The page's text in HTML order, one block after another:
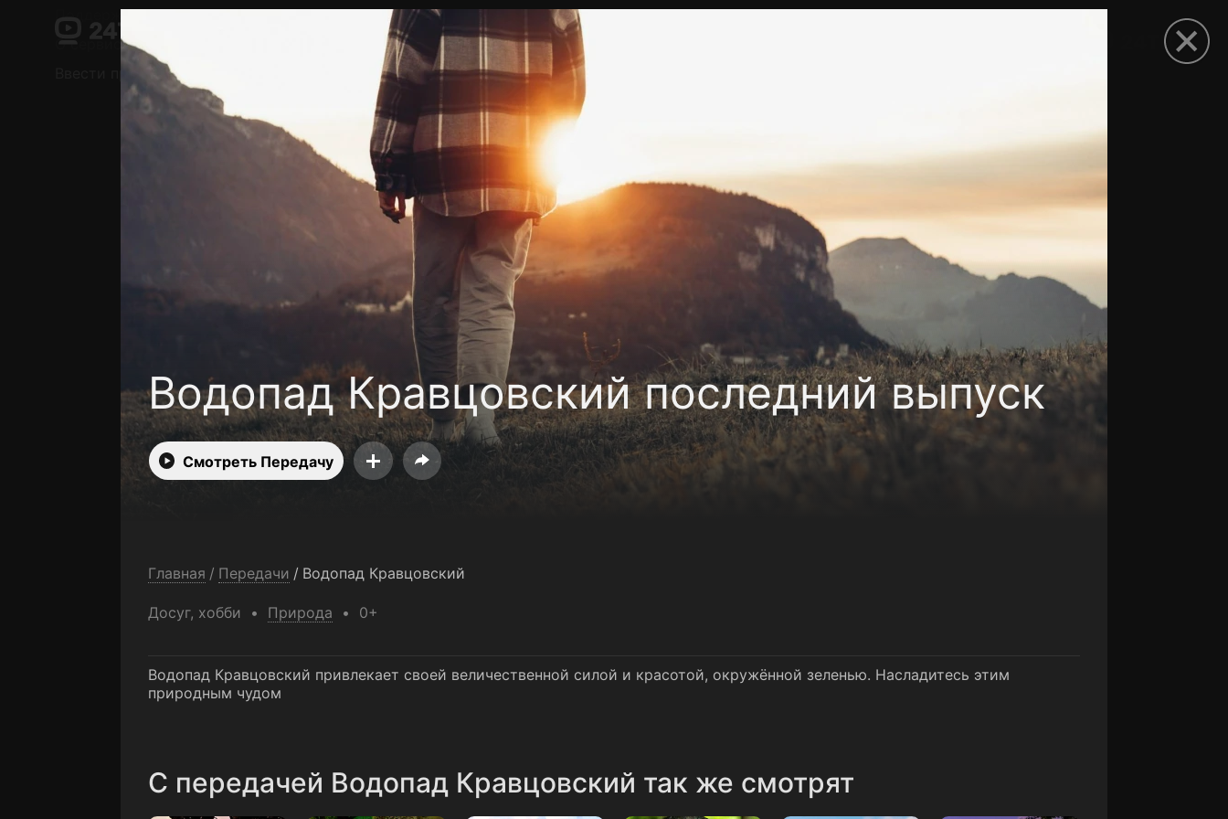
Водопад Кравцовский последний выпуск
Смотреть Передачу
Главная / Передачи / Водопад Кравцовский
Досуг, хобби Природа 0+
Водопад Кравцовский привлекает своей величественной силой и красотой, окружённой зеленью. Насладитесь этим
природным чудом
C передачей Водопад Кравцовский так же смотрят
Поддержка:support@24h.tv
О сервисе
Политика конфиденциальности
Ввести промокод
Бесплатные каналы Контакты